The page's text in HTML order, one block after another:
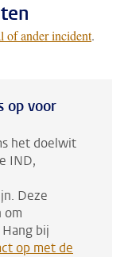
of ander incident.
op voor
het doelwit
IND,
Deze
om
bij
op met de